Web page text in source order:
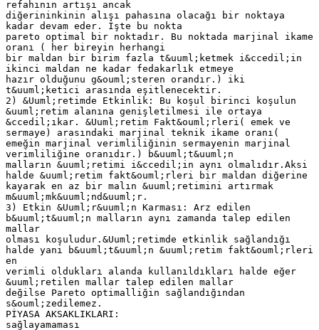
refahının artışı ancak
diğerininkinin alışı pahasına olacağı bir noktaya
kadar devam eder. İşte bu nokta
pareto optimal bir noktadır. Bu noktada marjinal ikame
oranı ( her bireyin herhangi
bir maldan bir birim fazla t&uuml;ketmek i&ccedil;in
ikinci maldan ne kadar fedakarlık etmeye
hazır olduğunu g&ouml;steren orandır.) iki
t&uuml;ketici arasında eşitlenecektir.
2) &Uuml;retimde Etkinlik: Bu koşul birinci koşulun
&uuml;retim alanına genişletilmesi ile ortaya
&ccedil;ıkar. &Uuml;retim Fakt&ouml;rleri( emek ve
sermaye) arasındaki marjinal teknik ikame oranı(
emeğin marjinal verimliliğinin sermayenin marjinal
verimliliğine oranıdır.) b&uuml;t&uuml;n
malların &uuml;retimi i&ccedil;in aynı olmalıdır.Aksi
halde &uuml;retim fakt&ouml;rleri bir maldan diğerine
kayarak en az bir malın &uuml;retimini artırmak
m&uuml;mk&uuml;nd&uuml;r.
3) Etkin &Uuml;r&uuml;n Karması: Arz edilen
b&uuml;t&uuml;n malların aynı zamanda talep edilen
mallar
olması koşuludur.&Uuml;retimde etkinlik sağlandığı
halde yani b&uuml;t&uuml;n &uuml;retim fakt&ouml;rleri
en
verimli oldukları alanda kullanıldıkları halde eğer
&uuml;retilen mallar talep edilen mallar
değilse Pareto optimalliğin sağlandığından
s&ouml;zedilemez.
PİYASA AKSAKLIKLARI:
sağlayamaması